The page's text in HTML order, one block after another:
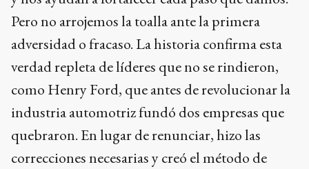
Pero no arrojemos la toalla ante la primera
adversidad o fracaso. La historia confirma esta
verdad repleta de líderes que no se rindieron,
como Henry Ford, que antes de revolucionar la
industria automotriz fundó dos empresas que
quebraron. En lugar de renunciar, hizo las
correcciones necesarias y creó el método de